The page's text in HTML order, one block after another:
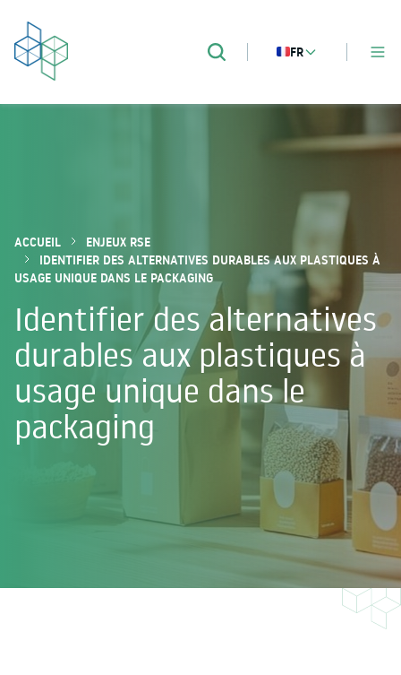
DEVPACK
FR MENU
ACCUEIL
ENJEUX RSE
IDENTIFIER DES ALTERNATIVES DURABLES AUX PLASTIQUES À
USAGE UNIQUE DANS LE PACKAGING
Identifier des alternatives
durables aux plastiques à
usage unique dans le
packaging